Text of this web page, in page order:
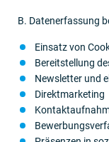
B. Datenerfassung
Einsatz von
Bereitstellung
Newsletter und
Direktmarketing